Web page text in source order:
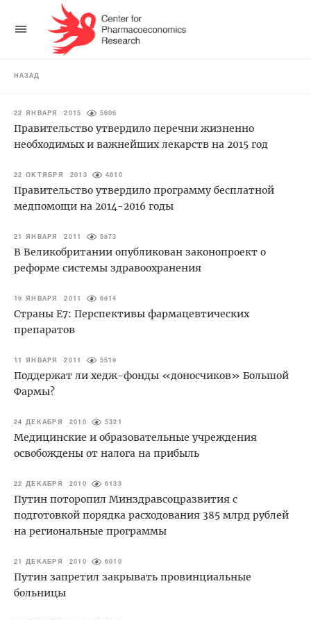
НАЗАД
22 ЯНВАРЯ 2015 5606
Правительство утвердило перечни жизненно
необходимых и важнейших лекарств на 2015 год
22 ОКТЯБРЯ 2013 4610
Правительство утвердило программу бесплатной
медпомощи на 2014-2016 годы
21 ЯНВАРЯ 2011 5873
В Великобритании опубликован законопроект о
реформе системы здравоохранения
19 ЯНВАРЯ 2011 6914
Страны E7: Перспективы фармацевтических
препаратов
11 ЯНВАРЯ 2011 5519
Поддержат ли хедж-фонды «доносчиков» Большой
Фармы?
24 ДЕКАБРЯ 2010 5321
Медицинские и образовательные учреждения
освобождены от налога на прибыль
22 ДЕКАБРЯ 2010 6133
Путин поторопил Минздравсоцразвития с
подготовкой порядка расходования 385 млрд рублей
на региональные программы
21 ДЕКАБРЯ 2010 6010
Путин запретил закрывать провинциальные
больницы